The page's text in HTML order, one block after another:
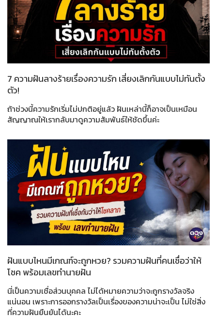
7 ความฝันลางร้ายเรื่องความรัก เสี่ยงเลิกกันแบบไม่ทันตั้ง
ตัว!
ถ้าช่วงนี้ความรักเริ่มไม่ปกติอยู่แล้ว ฝันเหล่านี้ก็อาจเป็นเหมือน
สัญญาณให้เรากลับมาดูความสัมพันธ์ให้ชัดขึ้นค่ะ
ฝันแบบไหนมีเกณฑ์จะถูกหวย? รวมความฝันที่คนเชื่อว่าให้
โชค พร้อมเลขทำนายฝัน
นี่เป็นความเชื่อส่วนบุคคล ไม่ได้หมายความว่าจะถูกรางวัลจริง
แน่นอน เพราะการออกรางวัลเป็นเรื่องของความน่าจะเป็น ไม่ใช่สิ่ง
ที่ความฝันยืนยันได้นะคะ